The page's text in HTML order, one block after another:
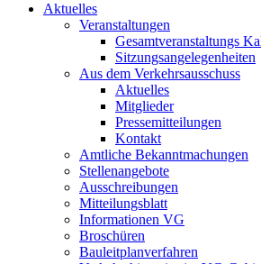
Aktuelles
Veranstaltungen
Gesamtveranstaltungs
Sitzungsangelegenheiten
Aus dem Verkehrsausschuss
Aktuelles
Mitglieder
Pressemitteilungen
Kontakt
Amtliche Bekanntmachungen
Stellenangebote
Ausschreibungen
Mitteilungsblatt
Informationen VG
Broschüren
Bauleitplanverfahren